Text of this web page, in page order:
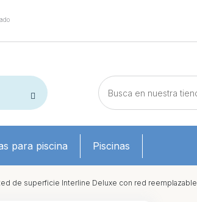
para piscina Piscinas
de superficie Interline Deluxe con red reemplazable